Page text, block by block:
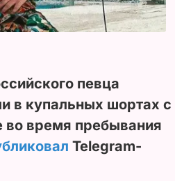
певца
в купальных шортах с
во время пребывания
Telegram-